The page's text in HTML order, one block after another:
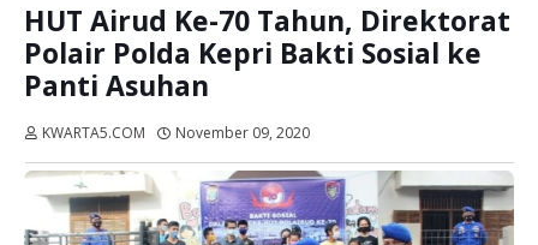
HUT Airud Ke-70 Tahun, Direktorat
Polair Polda Kepri Bakti Sosial ke
Panti Asuhan
KWARTA5.COM November 09, 2020